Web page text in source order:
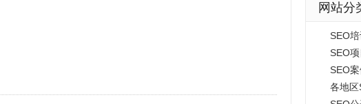
网站分
SEO培
SEO
SEO案
各地区